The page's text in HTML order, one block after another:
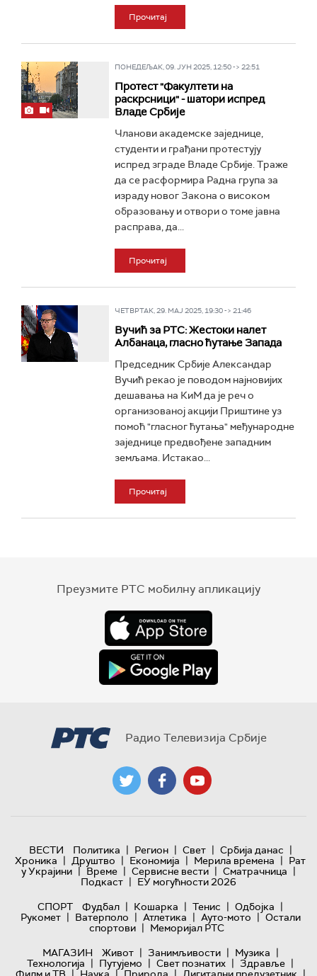
Прочитај
ПОНЕДЕЉАК, 09. ЈУН 2025, 12:50 -> 22:51
Протест "Факултети на
раскрсници" - шатори испред
Владе Србије
Чланови академске заједнице,
студенти и грађани протестују
испред зграде Владе Србије. Траже
да се расформира Радна група за
израду новог Закона о високом
образовању и отвори о томе јавна
расправа, да...
Прочитај
ЧЕТВРТАК, 29. МАЈ 2025, 19:30 -> 21:46
Вучић за РТС: Жестоки налет
Албанаца, гласно ћутање Запада
Председник Србије Александар
Вучић рекао је поводом најновијих
дешавања на КиМ да је реч о
организованој акцији Приштине уз
помоћ "гласног ћутања" међународне
заједнице предвођене западним
земљама. Истакао...
Прочитај
Преузмите РТС мобилну апликацију
Радио Телевизија Србије
ВЕСТИ Политика | Регион | Свет | Србија данас |
Хроника | Друштво | Економија | Мерила времена | Рат
у Украјини | Време | Сервисне вести | Сматрачница |
Подкаст | ЕУ могућности 2026
СПОРТ
Фудбал | Кошарка | Тенис | Одбојка |
Рукомет | Ватерполо | Атлетика | Ауто-мото | Остали
спортови | Меморијал РТС
МАГАЗИН
Живот | Занимљивости | Музика |
Технологијa | Путујемо | Свет познатих | Здравље |